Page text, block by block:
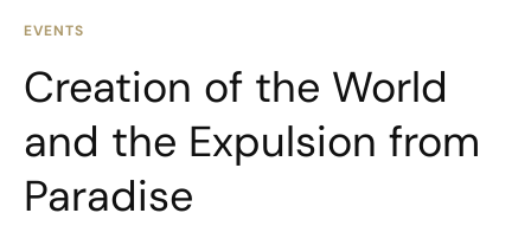
EVENTS
Creation of the World
and the Expulsion from
Paradise